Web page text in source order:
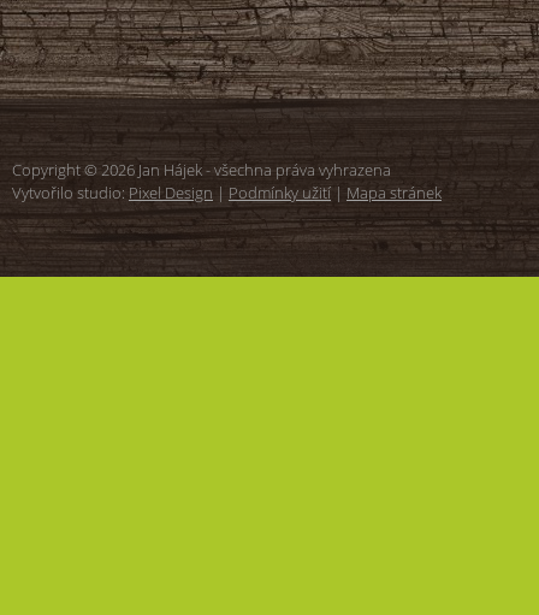
Copyright © 2026 Jan Hájek - všechna práva vyhrazena
Vytvořilo studio: Pixel Design | Podmínky užití | Mapa stránek